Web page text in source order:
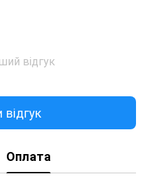
відгук
Оплата